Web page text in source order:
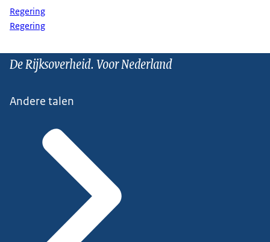
Regering
Regering
De Rijksoverheid. Voor Nederland
Andere talen